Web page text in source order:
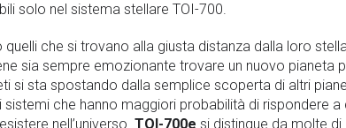
solo nel sistema stellare TOI-700.
quelli che si trovano alla giusta distanza dalla loro
sia sempre emozionante trovare un nuovo
si sta spostando dalla semplice scoperta di altri
sistemi che hanno maggiori probabilità di rispondere
nell’universo. TOI-700e si distingue da molte